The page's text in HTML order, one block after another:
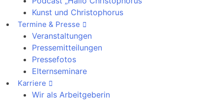
Kunst und Christophorus
Termine & Presse
Veranstaltungen
Pressemitteilungen
Pressefotos
Elternseminare
Karriere
Wir als Arbeitgeberin